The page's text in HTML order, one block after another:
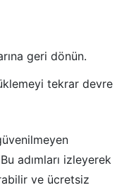
geri dönün.
tekrar devre
adımları izleyerek
ve ücretsiz